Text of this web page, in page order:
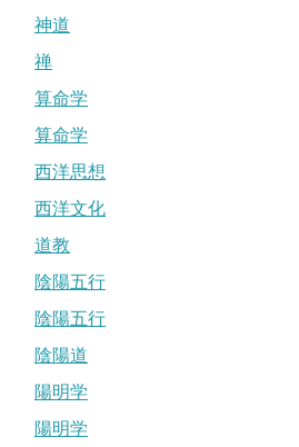
神道
禅
算命学
算命学
西洋思想
西洋文化
道教
陰陽五行
陰陽五行
陰陽道
陽明学
陽明学